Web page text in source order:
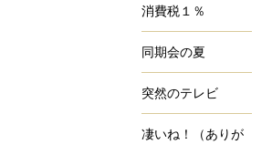
消費税１％
同期会の夏
突然のテレビ
凄いね！（ありが